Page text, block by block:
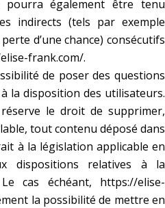
pourra également être tenu
indirects (tels par exemple
d’une chance) consécutifs
frank.com/.
de poser des questions
la disposition des utilisateurs.
le droit de supprimer,
tout contenu déposé dans
à la législation applicable en
dispositions relatives à la
cas échéant, https://elise-
la possibilité de mettre en